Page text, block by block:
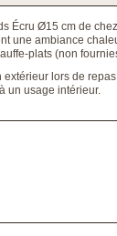
Écru Ø15 cm de
une ambiance
plats (non
lors de
un usage intérieur.